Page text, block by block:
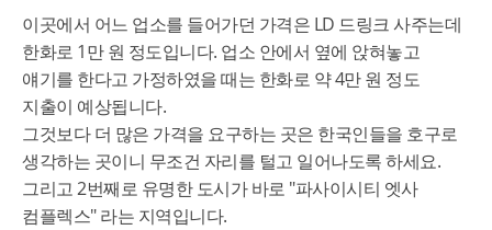
이곳에서 어느 업소를 들어가던 가격은 LD 드링크 사주는데
한화로 1만 원 정도입니다. 업소 안에서 옆에 앉혀놓고
얘기를 한다고 가정하였을 때는 한화로 약 4만 원 정도
지출이 예상됩니다.
그것보다 더 많은 가격을 요구하는 곳은 한국인들을 호구로
생각하는 곳이니 무조건 자리를 털고 일어나도록 하세요.
그리고 2번째로 유명한 도시가 바로 "파사이시티 엣사
컴플렉스" 라는 지역입니다.